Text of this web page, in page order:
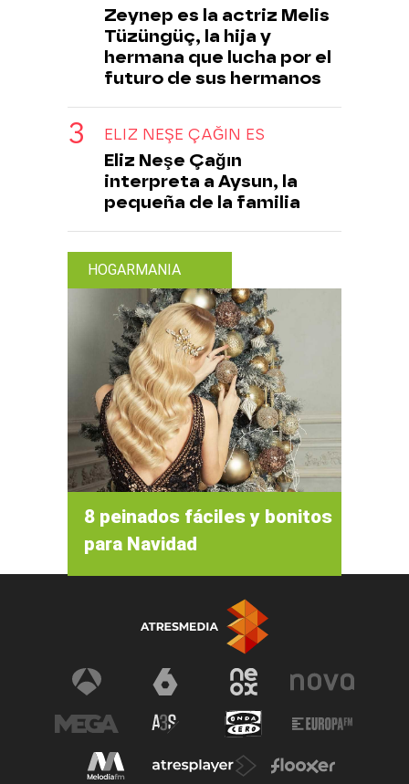
Zeynep es la actriz Melis
Tüzüngüç, la hija y
hermana que lucha por el
futuro de sus hermanos
ELIZ NEŞE ÇAĞIN ES
Eliz Neşe Çağın
interpreta a Aysun, la
pequeña de la familia
HOGARMANIA
8 peinados fáciles y bonitos
para Navidad